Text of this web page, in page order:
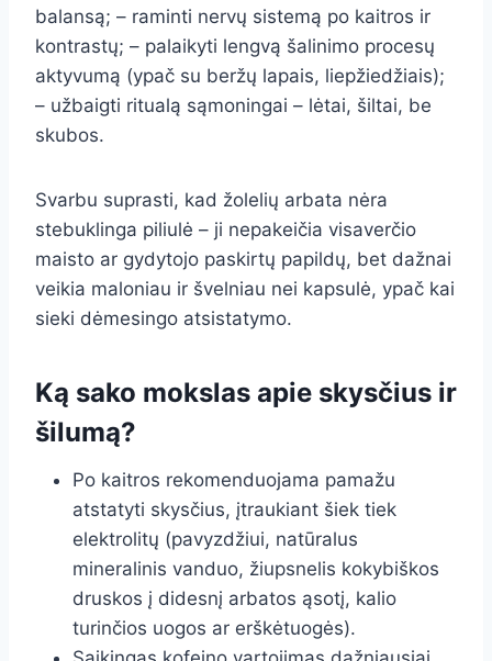
balansą; – raminti nervų sistemą po kaitros ir
kontrastų; – palaikyti lengvą šalinimo procesų
aktyvumą (ypač su beržų lapais, liepžiedžiais);
– užbaigti ritualą sąmoningai – lėtai, šiltai, be
skubos.
Svarbu suprasti, kad žolelių arbata nėra
stebuklinga piliulė – ji nepakeičia visaverčio
maisto ar gydytojo paskirtų papildų, bet dažnai
veikia maloniau ir švelniau nei kapsulė, ypač kai
sieki dėmesingo atsistatymo.
Ką sako mokslas apie skysčius ir
šilumą?
Po kaitros rekomenduojama pamažu
atstatyti skysčius, įtraukiant šiek tiek
elektrolitų (pavyzdžiui, natūralus
mineralinis vanduo, žiupsnelis kokybiškos
druskos į didesnį arbatos ąsotį, kalio
turinčios uogos ar erškėtuogės).